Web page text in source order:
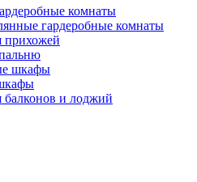
комнаты
гардеробные комнаты
шкафы
и лоджий